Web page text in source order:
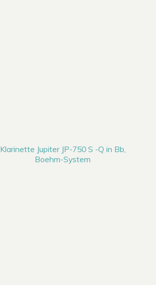
Klarinette Jupiter JP-750 S -Q in Bb,
Boehm-System